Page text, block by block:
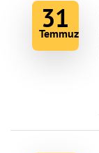
31
Temmuz